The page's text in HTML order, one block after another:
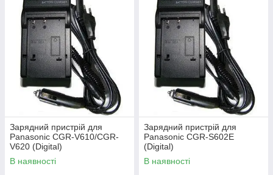
Зарядний пристрій для
Panasonic CGR-V610/CGR-
V620 (Digital)
В наявності
Зарядний пристрій для
Panasonic CGR-S602E
(Digital)
В наявності